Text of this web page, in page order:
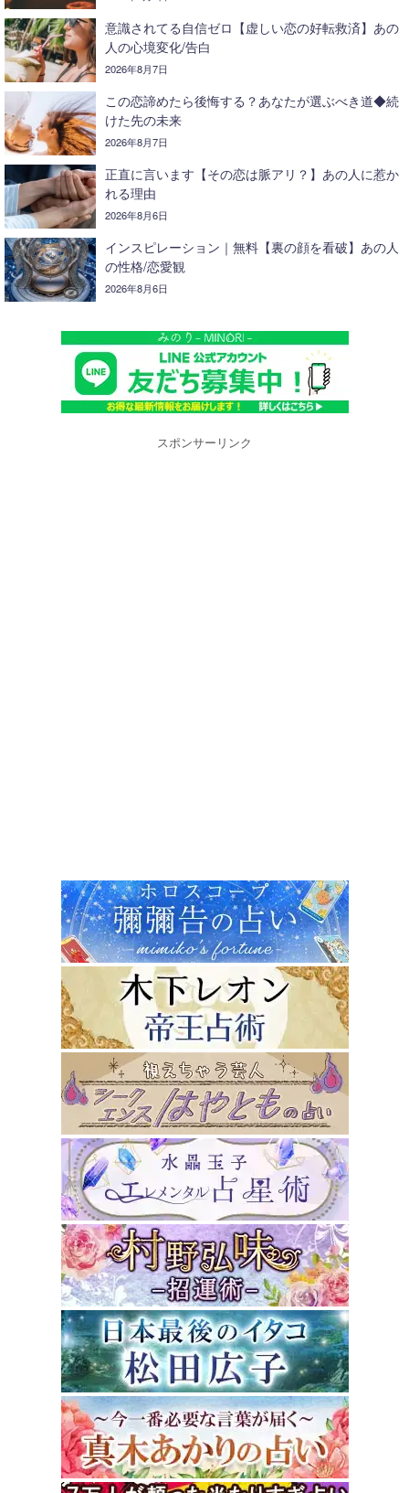
意識されてる自信ゼロ【虚しい恋の好転救済】あの
人の心境変化/告白
2026年8月7日
この恋諦めたら後悔する？あなたが選ぶべき道◆続
けた先の未来
2026年8月7日
正直に言います【その恋は脈アリ？】あの人に惹か
れる理由
2026年8月6日
インスピレーション｜無料【裏の顔を看破】あの人
の性格/恋愛観
2026年8月6日
スポンサーリンク